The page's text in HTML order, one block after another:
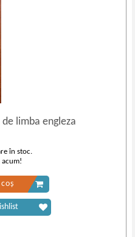
de limba engleza
în stoc.
acum!